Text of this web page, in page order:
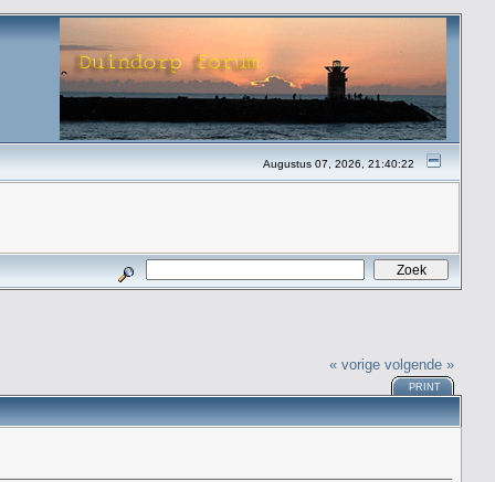
Augustus 07, 2026, 21:40:22
« vorige volgende »
PRINT